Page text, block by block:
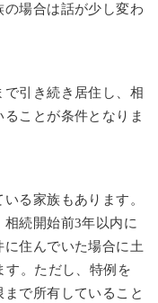
の場合は話が少し変わ
引き続き居住し、相
ことが条件となりま
る家族もあります。
続開始前3年以内に
住んでいた場合に土
す。ただし、特例を
で所有していること